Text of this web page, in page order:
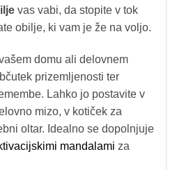
vas vabi, da stopite v tok
obilje, ki vam je že na voljo.
domu ali delovnem
prizemljenosti ter
Lahko jo postavite v
mizo, v kotiček za
oltar. Idealno se dopolnjuje
mandalami za